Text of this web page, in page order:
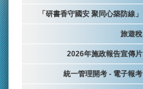
「研書香守國安 聚同心築防線」
旅遊稅
2026年施政報告宣傳片
統一管理開考 - 電子報考